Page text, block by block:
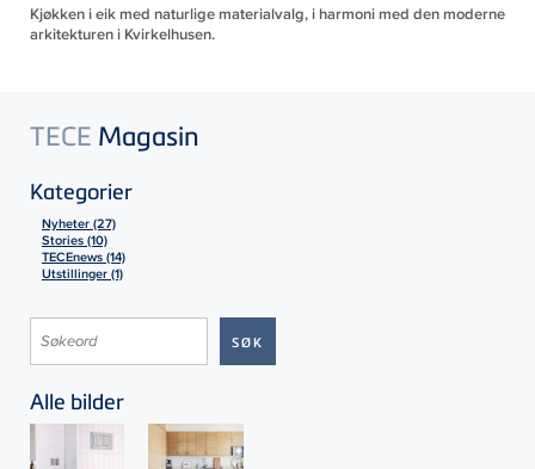
Kjøkken i eik med naturlige materialvalg, i harmoni med den moderne
arkitekturen i Kvirkelhusen.
TECE Magasin
Kategorier
Nyheter (27)
Stories (10)
TECEnews (14)
Utstillinger (1)
Alle bilder